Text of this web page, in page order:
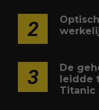
2
3
De
leidde
Titanic